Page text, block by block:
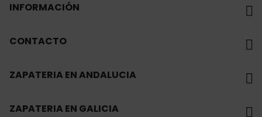
INFORMACIÓN
CONTACTO
ZAPATERIA EN ANDALUCIA
ZAPATERIA EN GALICIA